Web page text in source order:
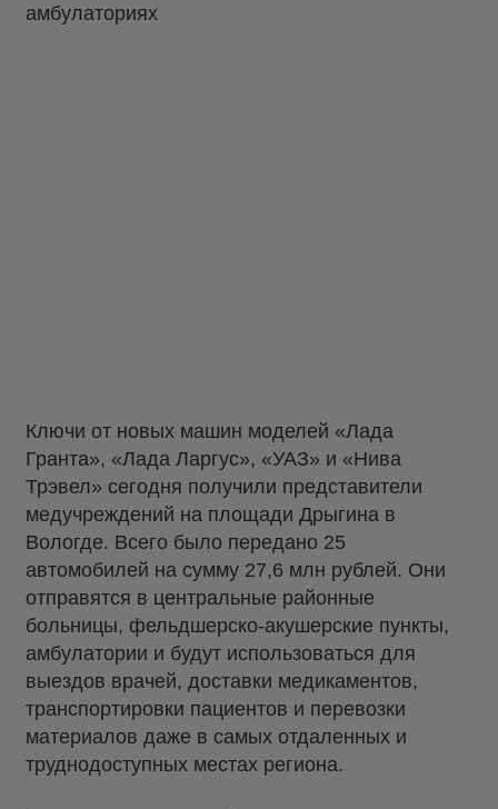
амбулаториях
Ключи от новых машин моделей «Лада
Гранта», «Лада Ларгус», «УАЗ» и «Нива
Трэвел» сегодня получили представители
медучреждений на площади Дрыгина в
Вологде. Всего было передано 25
автомобилей на сумму 27,6 млн рублей. Они
отправятся в центральные районные
больницы, фельдшерско-акушерские пункты,
амбулатории и будут использоваться для
выездов врачей, доставки медикаментов,
транспортировки пациентов и перевозки
материалов даже в самых отдаленных и
труднодоступных местах региона.